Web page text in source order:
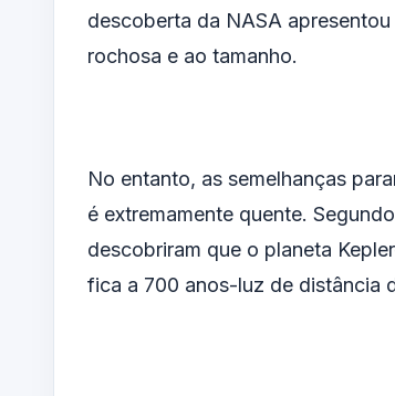
descoberta da NASA
rochosa e ao tamanho.
No entanto, as semelhanças
é extremamente quente.
descobriram que o planeta
fica a 700 anos-luz de distância